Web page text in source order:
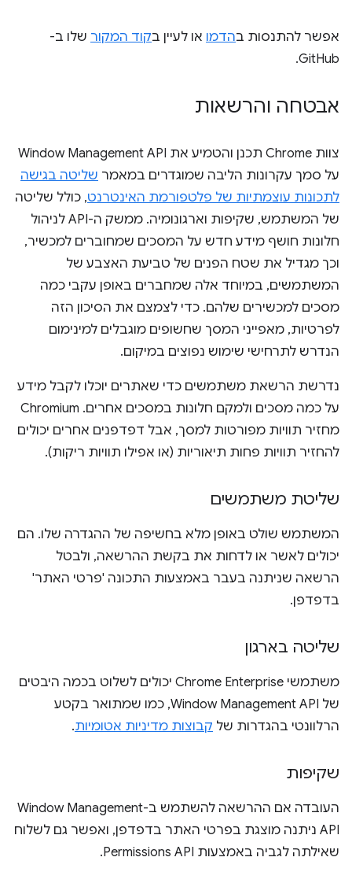
אפשר להתנסות בהדמו או לעיין בקוד המקור שלו ב-
GitHub.
אבטחה והרשאות
צוות Chrome תכנן והטמיע את Window Management API
על סמך עקרונות הליבה שמוגדרים במאמר שליטה בגישה
לתכונות עוצמתיות של פלטפורמת האינטרנט, כולל שליטה
של המשתמש, שקיפות וארגונומיה. ממשק ה-API לניהול
חלונות חושף מידע חדש על המסכים שמחוברים למכשיר,
וכך מגדיל את שטח הפנים של טביעת האצבע של
המשתמשים, במיוחד אלה שמחברים באופן עקבי כמה
מסכים למכשירים שלהם. כדי לצמצם את הסיכון הזה
לפרטיות, מאפייני המסך שחשופים מוגבלים למינימום
הנדרש לתרחישי שימוש נפוצים במיקום.
נדרשת הרשאת משתמשים כדי שאתרים יוכלו לקבל מידע
על כמה מסכים ולמקם חלונות במסכים אחרים. ‫Chromium
מחזיר תוויות מפורטות למסך, אבל דפדפנים אחרים יכולים
להחזיר תוויות פחות תיאוריות (או אפילו תוויות ריקות).
שליטת משתמשים
המשתמש שולט באופן מלא בחשיפה של ההגדרה שלו. הם
יכולים לאשר או לדחות את בקשת ההרשאה, ולבטל
הרשאה שניתנה בעבר באמצעות התכונה 'פרטי האתר'
בדפדפן.
שליטה בארגון
משתמשי Chrome Enterprise יכולים לשלוט בכמה היבטים
של Window Management API, כמו שמתואר בקטע
הרלוונטי בהגדרות של קבוצות מדיניות אטומיות.
שקיפות
העובדה אם ההרשאה להשתמש ב-Window Management
API ניתנה מוצגת בפרטי האתר בדפדפן, ואפשר גם לשלוח
שאילתה לגביה באמצעות Permissions API.